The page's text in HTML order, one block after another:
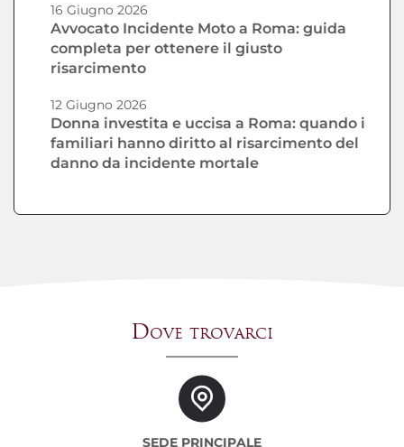
Avvocato Incidente Moto a Roma: guida
completa per ottenere il giusto
risarcimento
16 Giugno 2026
Donna investita e uccisa a Roma: quando i
familiari hanno diritto al risarcimento del
danno da incidente mortale
12 Giugno 2026
Dove trovarci
SEDE PRINCIPALE